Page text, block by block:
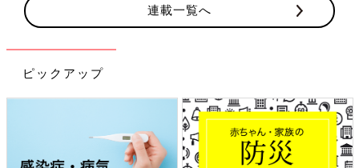
連載一覧へ
ピックアップ